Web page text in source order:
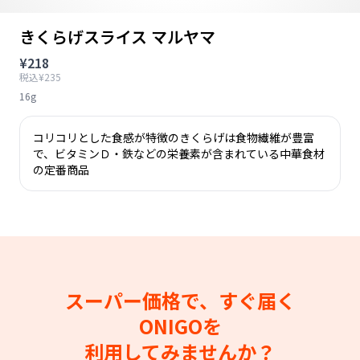
きくらげスライス マルヤマ
¥218
税込¥235
16g
コリコリとした食感が特徴のきくらげは食物繊維が豊富
で、ビタミンＤ・鉄などの栄養素が含まれている中華食材
の定番商品
スーパー価格で、すぐ届く
ONIGOを
利用してみませんか？